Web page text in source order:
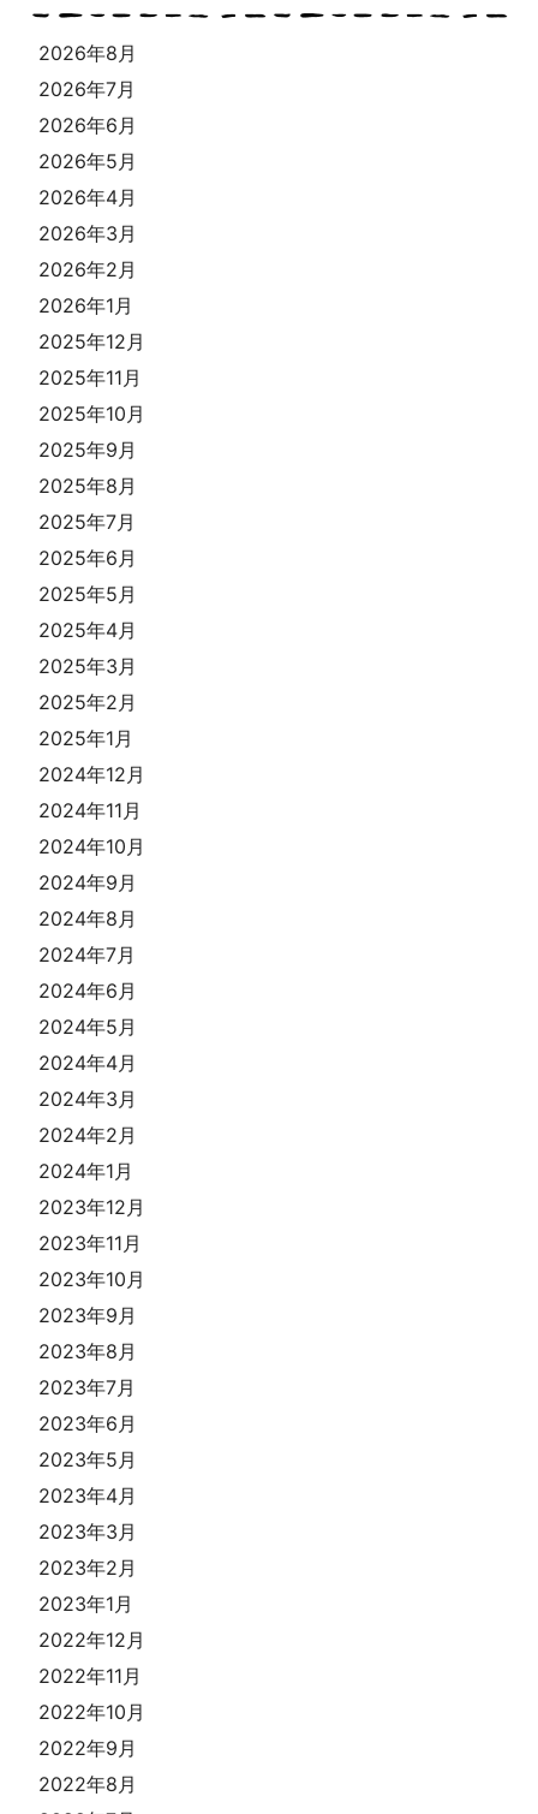
2026年8月
2026年7月
2026年6月
2026年5月
2026年4月
2026年3月
2026年2月
2026年1月
2025年12月
2025年11月
2025年10月
2025年9月
2025年8月
2025年7月
2025年6月
2025年5月
2025年4月
2025年3月
2025年2月
2025年1月
2024年12月
2024年11月
2024年10月
2024年9月
2024年8月
2024年7月
2024年6月
2024年5月
2024年4月
2024年3月
2024年2月
2024年1月
2023年12月
2023年11月
2023年10月
2023年9月
2023年8月
2023年7月
2023年6月
2023年5月
2023年4月
2023年3月
2023年2月
2023年1月
2022年12月
2022年11月
2022年10月
2022年9月
2022年8月